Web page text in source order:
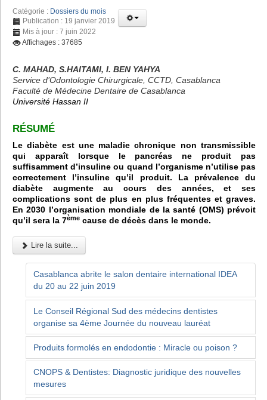
Catégorie : Dossiers du mois
Publication : 19 janvier 2019
Mis à jour : 7 juin 2022
Affichages : 37685
C. MAHAD, S.HAITAMI, I. BEN YAHYA
Service d’Odontologie Chirurgicale, CCTD, Casablanca
Faculté de Médecine Dentaire de Casablanca
Université Hassan II
RÉSUMÉ
Le diabète est une maladie chronique non transmissible
qui apparaît lorsque le pancréas ne produit pas
suffisamment d’insuline ou quand l’organisme n’utilise pas
correctement l’insuline qu’il produit. La prévalence du
diabète augmente au cours des années, et ses
complications sont de plus en plus fréquentes et graves.
En 2030 l’organisation mondiale de la santé (OMS) prévoit
qu’il sera la 7ème cause de décès dans le monde.
Lire la suite...
Casablanca abrite le salon dentaire international IDEA
du 20 au 22 juin 2019
Le Conseil Régional Sud des médecins dentistes
organise sa 4ème Journée du nouveau lauréat
Produits formolés en endodontie : Miracle ou poison ?
CNOPS & Dentistes: Diagnostic juridique des nouvelles
mesures